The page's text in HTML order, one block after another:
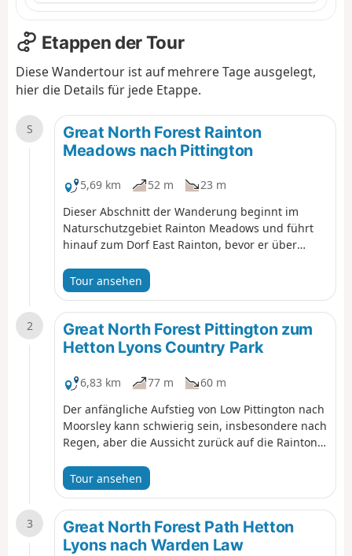
Etappen der Tour
Diese Wandertour ist auf mehrere Tage ausgelegt,
hier die Details für jede Etappe.
S
Great North Forest Rainton
Meadows nach Pittington
5,69 km 52 m
23 m
Dieser Abschnitt der Wanderung beginnt im
Naturschutzgebiet Rainton Meadows und führt
hinauf zum Dorf East Rainton, bevor er über
Pittington führt. Da diese Route einen Aufstieg
beinhaltet, haben Sie einen Blick zurück auf
Rainton Meadows.
Tour ansehen
2
Great North Forest Pittington zum
Hetton Lyons Country Park
6,83 km 77 m
60 m
Der anfängliche Aufstieg von Low Pittington nach
Moorsley kann schwierig sein, insbesondere nach
Regen, aber die Aussicht zurück auf die Raintons
zweite Hälfte der Wanderung führt über Fuß- und
Radwege durch Moorsley und Hetton und endet
im Hetton Lyons Country Park.
Tour ansehen
3
Great North Forest Path Hetton
Lyons nach Warden Law